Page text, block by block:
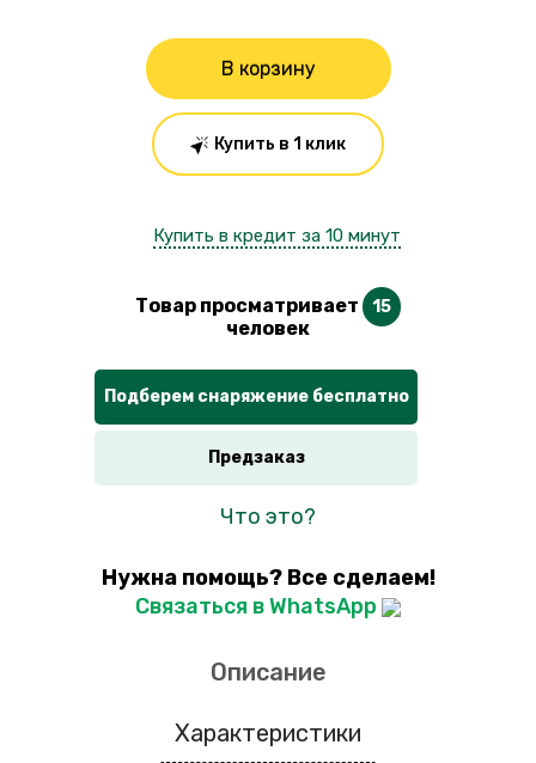
В корзину
Купить в 1 клик
Купить в кредит за 10 минут
Товар просматривает 15
человек
Подберем снаряжение бесплатно
Предзаказ
Что это?
Нужна помощь? Все сделаем!
Связаться в WhatsApp
Описание
Характеристики